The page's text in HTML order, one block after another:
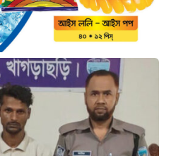
আক্রান্ত ৮৫ জন
১২ ঘণ্টা আগে
মরণফাঁদ সুনামগঞ্জ সড়ক: মাঝরাস্তায়
খুঁটি, দেড় বছরে শতাধিক দুর্ঘটনা
১২ ঘণ্টা আগে
‘সচিবালয় অভিমুখে ১১ দলীয় ঐক্যের
পদযাত্রায় পুলিশের বাধা’
১৩ ঘণ্টা আগে